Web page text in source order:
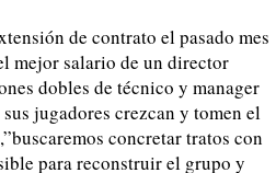
de contrato el pasado mes
mejor salario de un director
dobles de técnico y manager
jugadores crezcan y tomen el
concretar tratos con
para reconstruir el grupo y